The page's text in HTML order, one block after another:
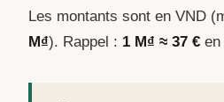
Les montants sont en VND
M₫). Rappel : 1 M₫ ≈ 37 € en